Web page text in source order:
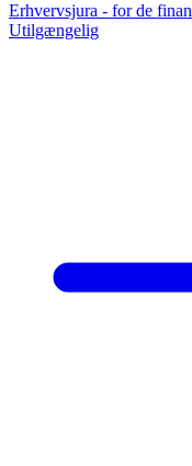
Erhvervsjura - for de
Utilgængelig